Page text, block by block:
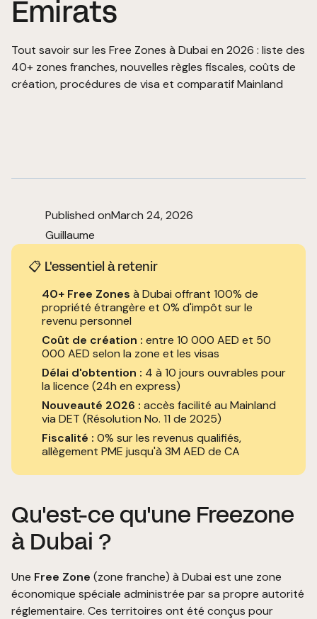
Émirats
Tout savoir sur les Free Zones à Dubai en 2026 : liste des
40+ zones franches, nouvelles règles fiscales, coûts de
création, procédures de visa et comparatif Mainland
Published onMarch 24, 2026
Guillaume
📋 L'essentiel à retenir
40+ Free Zones à Dubai offrant 100% de
propriété étrangère et 0% d'impôt sur le
revenu personnel
Coût de création : entre 10 000 AED et 50
000 AED selon la zone et les visas
Délai d'obtention : 4 à 10 jours ouvrables pour
la licence (24h en express)
Nouveauté 2026 : accès facilité au Mainland
via DET (Résolution No. 11 de 2025)
Fiscalité : 0% sur les revenus qualifiés,
allègement PME jusqu'à 3M AED de CA
Qu'est-ce qu'une Freezone
à Dubai ?
Une Free Zone (zone franche) à Dubai est une zone
économique spéciale administrée par sa propre autorité
réglementaire. Ces territoires ont été conçus pour